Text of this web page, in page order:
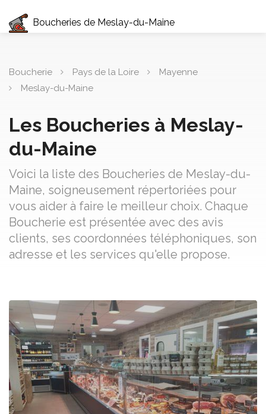
Boucheries de Meslay-du-Maine
Boucherie Pays de la Loire
Mayenne
Meslay-du-Maine
Les Boucheries à Meslay-
du-Maine
Voici la liste des Boucheries de Meslay-du-
Maine, soigneusement répertoriées pour
vous aider à faire le meilleur choix. Chaque
Boucherie est présentée avec des avis
clients, ses coordonnées téléphoniques, son
adresse et les services qu'elle propose.